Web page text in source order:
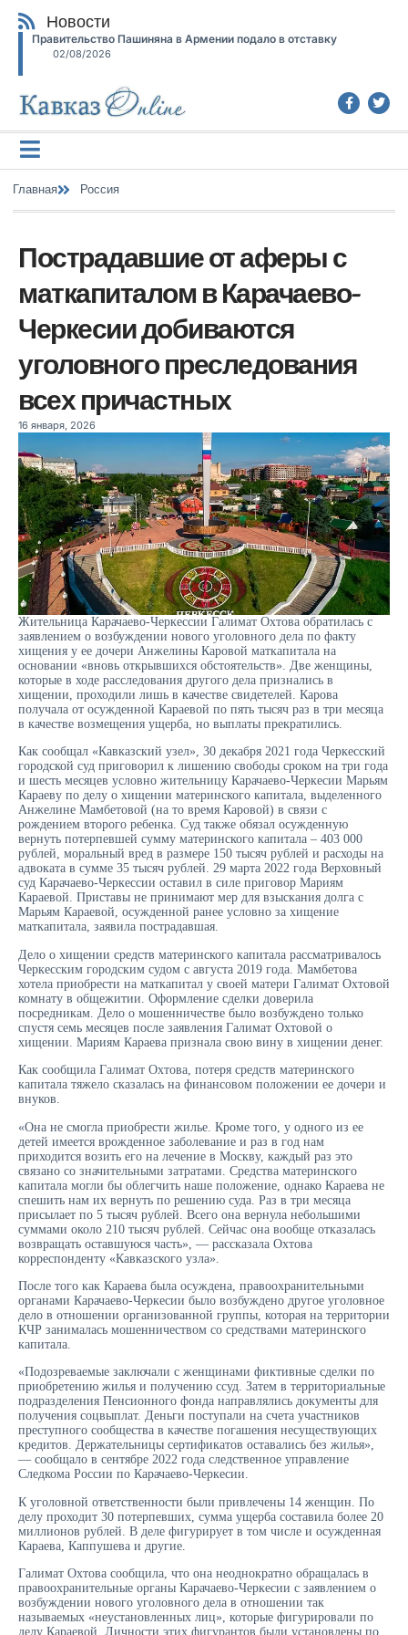
Новости
Правительство Пашиняна в Армении подало в отставку
02/08/2026
Главная Россия
Пострадавшие от аферы с
маткапиталом в Карачаево-
Черкесии добиваются
уголовного преследования
всех причастных
16 января, 2026
Жительница Карачаево-Черкессии Галимат Охтова обратилась с
заявлением о возбуждении нового уголовного дела по факту
хищения у ее дочери Анжелины Каровой маткапитала на
основании «вновь открывшихся обстоятельств». Две женщины,
которые в ходе расследования другого дела признались в
хищении, проходили лишь в качестве свидетелей. Карова
получала от осужденной Караевой по пять тысяч раз в три месяца
в качестве возмещения ущерба, но выплаты прекратились.
Как сообщал «Кавказский узел», 30 декабря 2021 года Черкесский
городской суд приговорил к лишению свободы сроком на три года
и шесть месяцев условно жительницу Карачаево-Черкесии Марьям
Караеву по делу о хищении материнского капитала, выделенного
Анжелине Мамбетовой (на то время Каровой) в связи с
рождением второго ребенка. Суд также обязал осужденную
вернуть потерпевшей сумму материнского капитала – 403 000
рублей, моральный вред в размере 150 тысяч рублей и расходы на
адвоката в сумме 35 тысяч рублей. 29 марта 2022 года Верховный
суд Карачаево-Черкессии оставил в силе приговор Мариям
Караевой. Приставы не принимают мер для взыскания долга с
Марьям Караевой, осужденной ранее условно за хищение
маткапитала, заявила пострадавшая.
Дело о хищении средств материнского капитала рассматривалось
Черкесским городским судом с августа 2019 года. Мамбетова
хотела приобрести на маткапитал у своей матери Галимат Охтовой
комнату в общежитии. Оформление сделки доверила
посредникам. Дело о мошенничестве было возбуждено только
спустя семь месяцев после заявления Галимат Охтовой о
хищении. Мариям Караева признала свою вину в хищении денег.
Как сообщила Галимат Охтова, потеря средств материнского
капитала тяжело сказалась на финансовом положении ее дочери и
внуков.
«Она не смогла приобрести жилье. Кроме того, у одного из ее
детей имеется врожденное заболевание и раз в год нам
приходится возить его на лечение в Москву, каждый раз это
связано со значительными затратами. Средства материнского
капитала могли бы облегчить наше положение, однако Караева не
спешить нам их вернуть по решению суда. Раз в три месяца
присылает по 5 тысяч рублей. Всего она вернула небольшими
суммами около 210 тысяч рублей. Сейчас она вообще отказалась
возвращать оставшуюся часть», — рассказала Охтова
корреспонденту «Кавказского узла».
После того как Караева была осуждена, правоохранительными
органами Карачаево-Черкесии было возбуждено другое уголовное
дело в отношении организованной группы, которая на территории
КЧР занималась мошенничеством со средствами материнского
капитала.
«Подозреваемые заключали с женщинами фиктивные сделки по
приобретению жилья и получению ссуд. Затем в территориальные
подразделения Пенсионного фонда направлялись документы для
получения соцвыплат. Деньги поступали на счета участников
преступного сообщества в качестве погашения несуществующих
кредитов. Держательницы сертификатов оставались без жилья»,
— сообщало в сентябре 2022 года следственное управление
Следкома России по Карачаево-Черкесии.
К уголовной ответственности были привлечены 14 женщин. По
делу проходит 30 потерпевших, сумма ущерба составила более 20
миллионов рублей. В деле фигурирует в том числе и осужденная
Караева, Каппушева и другие.
Галимат Охтова сообщила, что она неоднократно обращалась в
правоохранительные органы Карачаево-Черкесии с заявлением о
возбуждении нового уголовного дела в отношении так
называемых «неустановленных лиц», которые фигурировали по
делу Караевой. Личности этих фигурантов были установлены по